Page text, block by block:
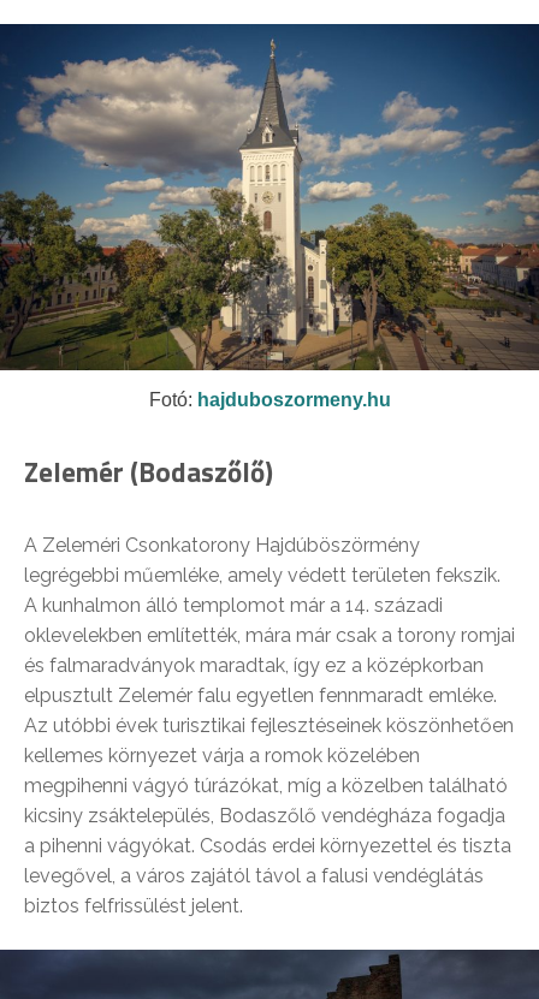
Fotó: hajduboszormeny.hu
Zelemér (Bodaszőlő)
A Zeleméri Csonkatorony Hajdúböszörmény
legrégebbi műemléke, amely védett területen fekszik.
A kunhalmon álló templomot már a 14. századi
oklevelekben említették, mára már csak a torony romjai
és falmaradványok maradtak, így ez a középkorban
elpusztult Zelemér falu egyetlen fennmaradt emléke.
Az utóbbi évek turisztikai fejlesztéseinek köszönhetően
kellemes környezet várja a romok közelében
megpihenni vágyó túrázókat, míg a közelben található
kicsiny zsáktelepülés, Bodaszőlő vendégháza fogadja
a pihenni vágyókat. Csodás erdei környezettel és tiszta
levegővel, a város zajától távol a falusi vendéglátás
biztos felfrissülést jelent.